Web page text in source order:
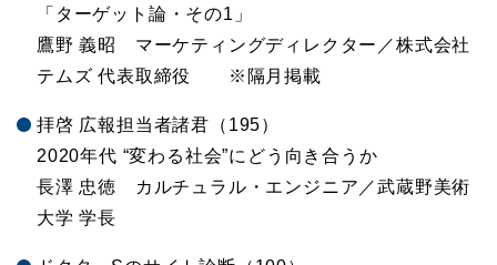
「ターゲット論・その1」
鷹野 義昭 マーケティングディレクター／株式会社
テムズ 代表取締役 ※隔月掲載
拝啓 広報担当者諸君（195）
2020年代 “変わる社会”にどう向き合うか
長澤 忠徳 カルチュラル・エンジニア／武蔵野美術
大学 学長